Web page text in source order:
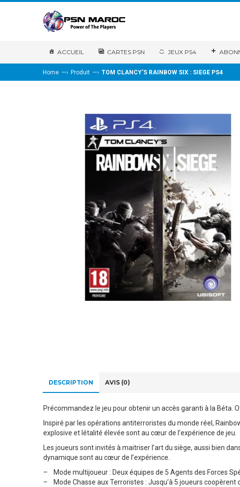
ACCUEIL CARTES PSN JEUX PS4
Home —› Produit —› TOM CLANCY’S RAINBOW SIX : SIEGE PS4
DESCRIPTION AVIS (0)
Précommandez le jeu pour obtenir un accès garanti à la Béta.
Inspiré par les opérations antiterroristes du monde réel,
explosive et létalité élevée sont au cœur de l’expérience de jeu.
Les joueurs sont invités à maitriser l’art du siège, aussi bien
dynamique sont au cœur de l’expérience.
– Mode multijoueur : Deux équipes de 5 Agents des Forces
– Mode Chasse aux Terroristes : Jusqu’à 5 joueurs